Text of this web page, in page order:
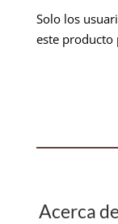
Solo los
este producto
Acerca de